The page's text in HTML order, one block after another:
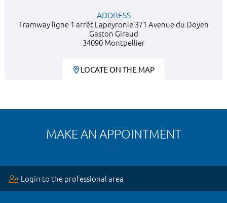
ADDRESS
Tramway ligne 1 arrêt Lapeyronie 371 Avenue du Doyen
Gaston Giraud
34090 Montpellier
LOCATE ON THE MAP
MAKE AN APPOINTMENT
Login to the professional area